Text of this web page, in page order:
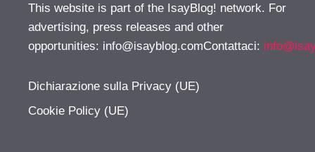
This website is part of the IsayBlog! network. For
advertising, press releases and other
opportunities: info@isayblog.comContattaci:
Dichiarazione sulla Privacy (UE)
Cookie Policy (UE)